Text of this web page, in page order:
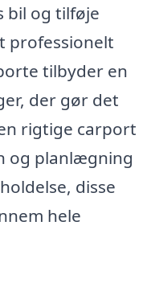
bil og tilføje
professionelt
tilbyder en
der gør det
rigtige carport
og planlægning
disse
hele